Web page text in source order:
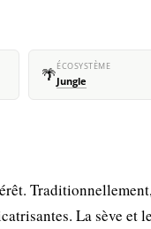
🌴ÉCOSYSTÈME
Jungle
La sève et